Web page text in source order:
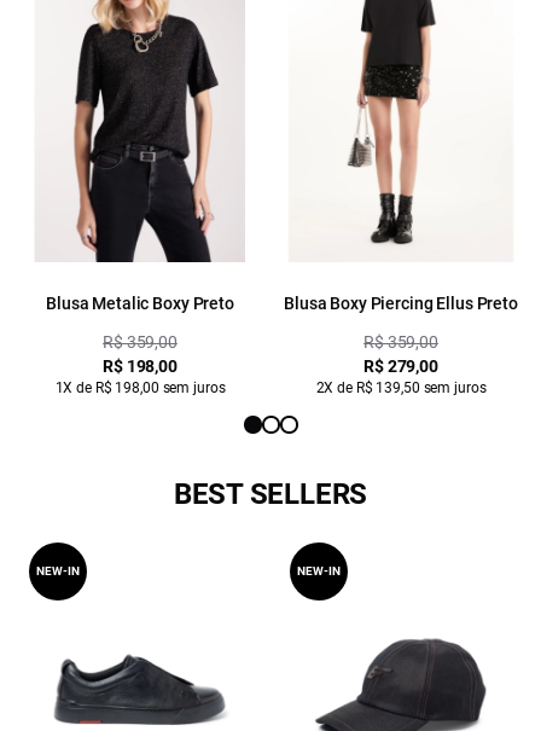
Blusa Metalic Boxy Preto
R$ 359,00
R$ 198,00
1X de R$ 198,00 sem juros
Blusa Boxy Piercing Ellus Preto
R$ 359,00
R$ 279,00
2X de R$ 139,50 sem juros
BEST SELLERS
NEW-IN NEW-IN